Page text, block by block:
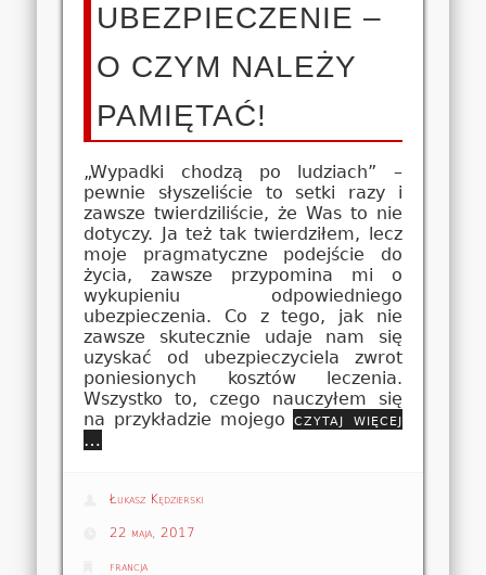
UBEZPIECZENIE –
O CZYM NALEŻY
PAMIĘTAĆ!
„Wypadki chodzą po ludziach” –
pewnie słyszeliście to setki razy i
zawsze twierdziliście, że Was to nie
dotyczy. Ja też tak twierdziłem, lecz
moje pragmatyczne podejście do
życia, zawsze przypomina mi o
wykupieniu odpowiedniego
ubezpieczenia. Co z tego, jak nie
zawsze skutecznie udaje nam się
uzyskać od ubezpieczyciela zwrot
poniesionych kosztów leczenia.
Wszystko to, czego nauczyłem się
na przykładzie mojego czytaj więcej
…
Łukasz Kędzierski
22 maja, 2017
francja